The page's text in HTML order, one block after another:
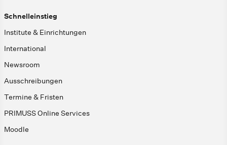
Schnelleinstieg
Institute & Einrichtungen
International
Newsroom
Ausschreibungen
Termine & Fristen
PRIMUSS Online Services
Moodle